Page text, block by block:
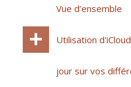
Vue d’ensemble
Utilisation
jour sur vos